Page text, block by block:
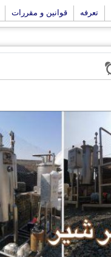
تعرفه قوانین و مقررات